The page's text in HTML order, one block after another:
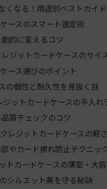
くなる！用途別ベストガイド
ースのスマート選定術
的に変えるコツ
ジットカードケースのサイ
ース選びのポイント
の個性と耐久性を見抜く目
ットカードケースの手入れ
質チェックのコツ
レジットカードケースの軽
やカード擦れ防止テクニッ
トカードケースの薄型・大
シルエット美を守る秘訣